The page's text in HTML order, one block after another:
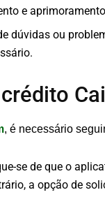
e
dúvidas ou
, é necessário
se de que o
a opção de